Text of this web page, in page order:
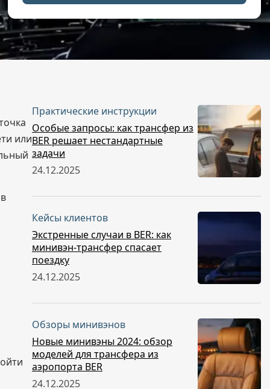
или
Практические инструкции
Особые запросы: как трансфер из
BER решает нестандартные
задачи
24.12.2025
Кейсы клиентов
Экстренные случаи в BER: как
минивэн-трансфер спасает
поездку
24.12.2025
Обзоры минивэнов
Новые минивэны 2024: обзор
моделей для трансфера из
аэропорта BER
24.12.2025